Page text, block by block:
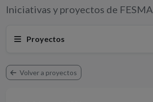
Iniciativas y proyectos de FESMA
Proyectos
Volver a proyectos